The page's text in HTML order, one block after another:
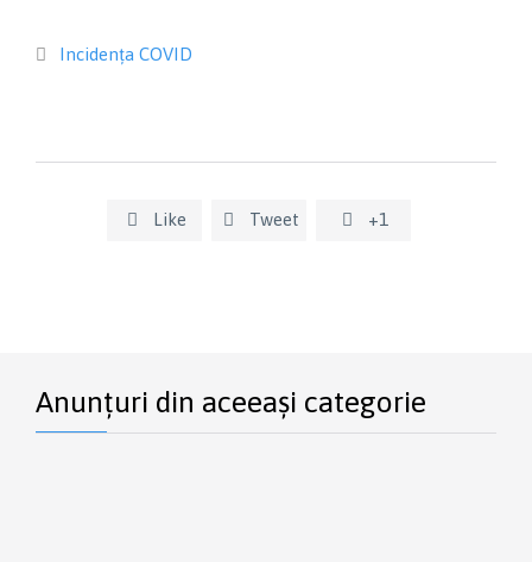
 Category
Incidența COVID
 Like  Tweet  +1
Anunțuri din aceeași categorie